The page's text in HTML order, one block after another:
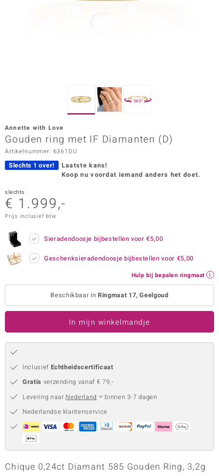
Vogue
in Italy
Paraíso
Collection
360°
Annette with Love
Gouden ring met IF Diamanten (D)
Artikelnummer: 6361DU
Slechts 1 over!
Laatste kans!
Koop nu voordat iemand anders het doet.
slechts
€ 1.999,-
Prijs inclusief btw
Sieradendoosje bijbestellen voor€5,00
Geschenksieradendoosje bijbestellen voor €5,00
Hulp bij bepalen ringmaat
Beschikbaar inRingmaat 17, Geelgoud
In mijn winkelmandje
Inclusief Echtheidscertificaat
Gratis verzending vanaf € 79,-
Levering naar Nederland
binnen 3-7 dagen
Nederlandse klantenservice
Chique 0,24ct Diamant 585 Gouden Ring, 3,2g